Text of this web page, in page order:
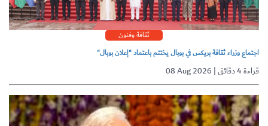
ثقافة وفنون
اجتماع وزراء ثقافة بريكس في بوبال يختتم باعتماد "إعلان بوبال"
08 Aug 2026 | قراءة 4 دقائق